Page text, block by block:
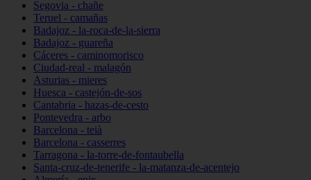
Segovia - chañe
Teruel - camañas
Badajoz - la-roca-de-la-sierra
Badajoz - guareña
Cáceres - caminomorisco
Ciudad-real - malagón
Asturias - mieres
Huesca - castejón-de-sos
Cantabria - hazas-de-cesto
Pontevedra - arbo
Barcelona - teià
Barcelona - casserres
Tarragona - la-torre-de-fontaubella
Santa-cruz-de-tenerife - la-matanza-de-acentejo